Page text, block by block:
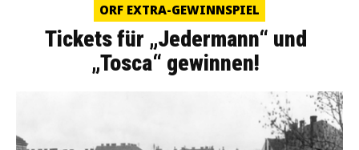
ORF EXTRA-GEWINNSPIEL
Tickets für „Jedermann“ und
„Tosca“ gewinnen!